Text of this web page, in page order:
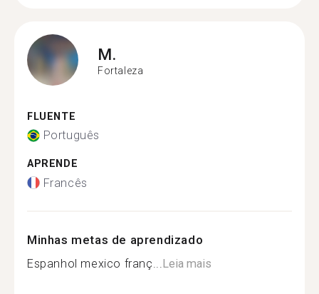
M.
Fortaleza
FLUENTE
Português
APRENDE
Francês
Minhas metas de aprendizado
Espanhol mexico franç... Leia mais